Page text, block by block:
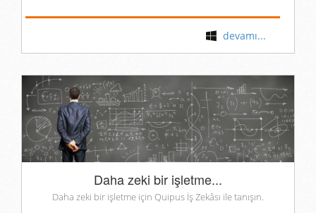
devamı...
Daha zeki bir işletme...
Daha zeki bir işletme için Quipus İş Zekâsı ile tanışın.